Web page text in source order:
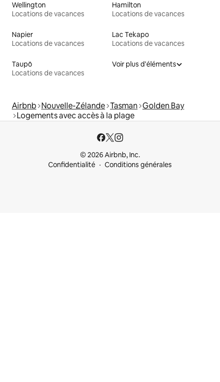
Wellington
Locations de vacances
Hamilton
Locations de vacances
Napier
Locations de vacances
Lac Tekapo
Locations de vacances
Taupō
Locations de vacances
Voir plus d'éléments
Airbnb Nouvelle-Zélande Tasman Golden Bay
Logements avec accès à la plage
© 2026 Airbnb, Inc.
Confidentialité
Conditions générales